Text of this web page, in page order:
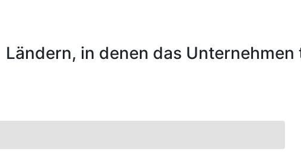
Ländern, in denen das Unternehmen